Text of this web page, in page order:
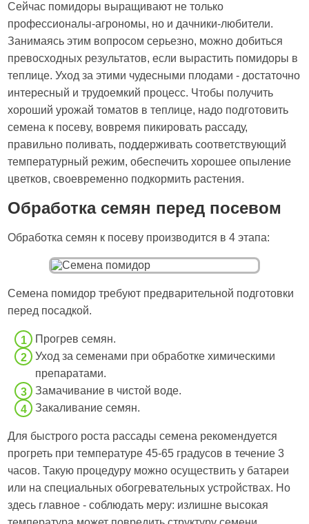
Сейчас помидоры выращивают не только
профессионалы-агрономы, но и дачники-любители.
Занимаясь этим вопросом серьезно, можно добиться
превосходных результатов, если вырастить помидоры в
теплице. Уход за этими чудесными плодами - достаточно
интересный и трудоемкий процесс. Чтобы получить
хороший урожай томатов в теплице, надо подготовить
семена к посеву, вовремя пикировать рассаду,
правильно поливать, поддерживать соответствующий
температурный режим, обеспечить хорошее опыление
цветков, своевременно подкормить растения.
Обработка семян перед посевом
Обработка семян к посеву производится в 4 этапа:
Семена помидор требуют предварительной подготовки
перед посадкой.
Прогрев семян.
Уход за семенами при обработке химическими
препаратами.
Замачивание в чистой воде.
Закаливание семян.
Для быстрого роста рассады семена рекомендуется
прогреть при температуре 45-65 градусов в течение 3
часов. Такую процедуру можно осуществить у батареи
или на специальных обогревательных устройствах. Но
здесь главное - соблюдать меру: излишне высокая